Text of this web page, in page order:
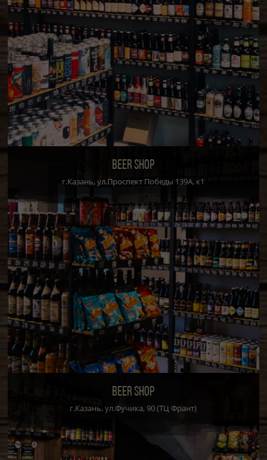
BEER SHOP
г.Казань, ул.Проспект Победы 139А, к1
BEER SHOP
г.Казань, ул.Фучика, 90 (ТЦ Франт)